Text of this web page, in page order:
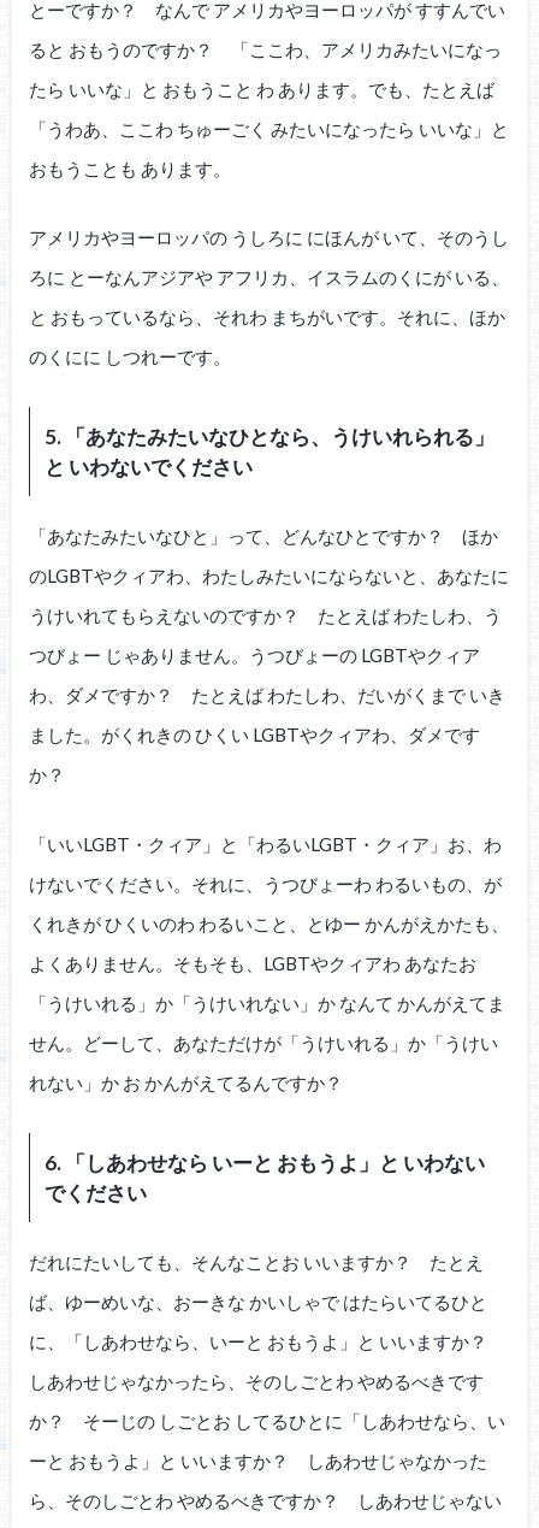
とーですか？ なんで アメリカやヨーロッパが すすんでい
ると おもうのですか？ 「ここわ、アメリカみたいになっ
たら いいな」と おもうこと わ あります。でも、たとえば
「うわあ、ここわ ちゅーごく みたいになったら いいな」と
おもうことも あります。
アメリカやヨーロッパの うしろに にほんが いて、そのうし
ろに とーなんアジアや アフリカ、イスラムのくにが いる、
と おもっているなら、それわ まちがいです。それに、ほか
のくにに しつれーです。
5. 「あなたみたいなひとなら、うけいれられる」
と いわないでください
「あなたみたいなひと」って、どんなひとですか？ ほか
のLGBTやクィアわ、わたしみたいにならないと、あなたに
うけいれてもらえないのですか？ たとえば わたしわ、う
つびょー じゃありません。うつびょーの LGBTやクィア
わ、ダメですか？ たとえば わたしわ、だいがくまで いき
ました。がくれきの ひくい LGBTやクィアわ、ダメです
か？
「いいLGBT・クィア」と「わるいLGBT・クィア」お、わ
けないでください。それに、うつびょーわ わるいもの、が
くれきが ひくいのわ わるいこと、とゆー かんがえかたも、
よくありません。そもそも、LGBTやクィアわ あなたお
「うけいれる」か「うけいれない」か なんて かんがえてま
せん。どーして、あなただけが「うけいれる」か「うけい
れない」か お かんがえてるんですか？
6. 「しあわせなら いーと おもうよ」と いわない
でください
だれにたいしても、そんなことお いいますか？ たとえ
ば、ゆーめいな、おーきな かいしゃで はたらいてるひと
に、「しあわせなら、いーと おもうよ」と いいますか？
しあわせじゃなかったら、そのしごとわ やめるべきです
か？ そーじの しごとお してるひとに「しあわせなら、い
ーと おもうよ」と いいますか？ しあわせじゃなかった
ら、そのしごとわ やめるべきですか？ しあわせじゃない